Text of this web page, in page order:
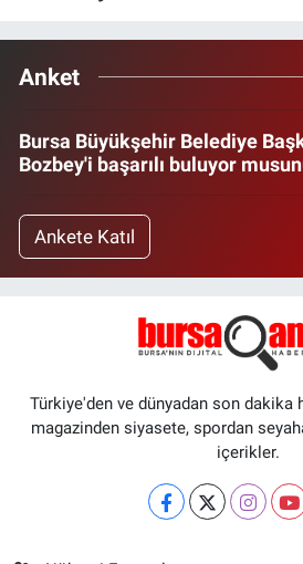
Anket
Bursa Büyükşehir Belediye
Bozbey'i başarılı buluyor
Ankete Katıl
Türkiye'den ve dünyadan son dakika
magazinden siyasete, spordan
içerikler.